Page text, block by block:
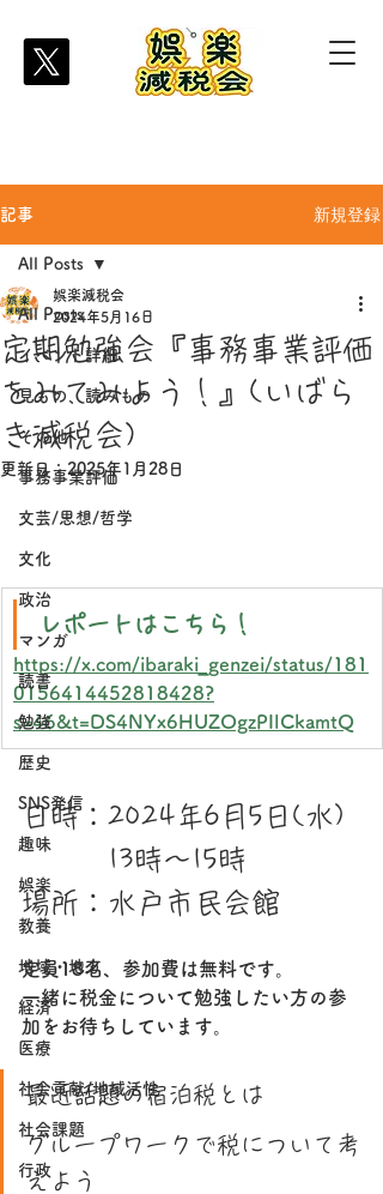
記事 新規登録
All Posts
イベント詳細
見もの、読みもの
その他
事務事業評価
文芸/思想/哲学
文化
政治
マンガ
読書
勉強
歴史
SNS発信
趣味
娯楽
教養
地域・地方
経済
医療
社会貢献/地域活性
社会課題
行政
All Posts
定期勉強会『事務事業評価
をみてみよう！』(いばら
き減税会)
娯楽減税会
2024年5月16日
更新日：2025年1月28日
レポートはこちら！
https://x.com/ibaraki_genzei/status/181
0156414452818428?
s=46&t=DS4NYx6HUZOgzPIlCkamtQ
日時：2024年6月5日(水)
13時〜15時
場所：水戸市民会館
定員18名、参加費は無料です。
一緒に税金について勉強したい方の参
加をお待ちしています。
最近話題の宿泊税とは
グループワークで税について考
えよう